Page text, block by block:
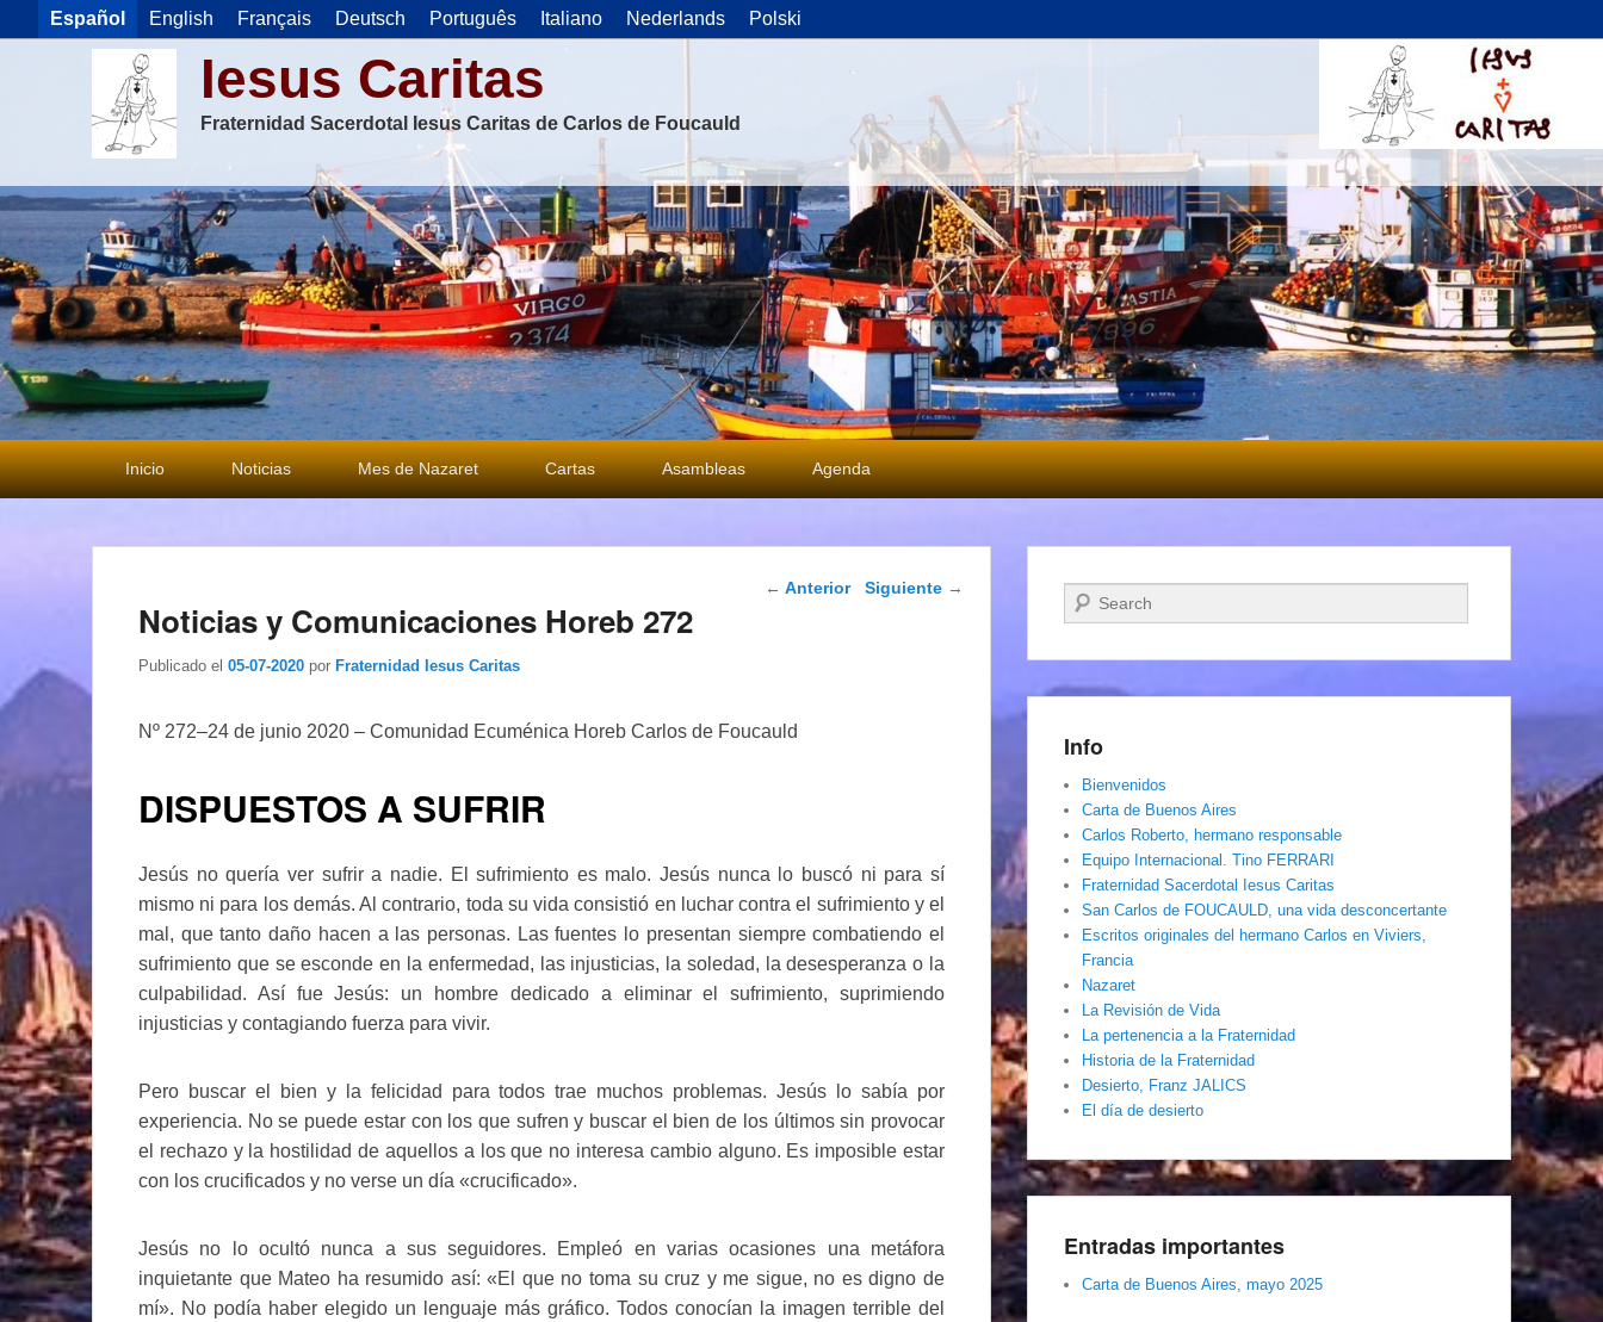
Español English Français Deutsch Português Italiano Nederlands Polski
Iesus Caritas
Fraternidad Sacerdotal Iesus Caritas de Carlos de Foucauld
Menú
principal
Inicio Noticias Mes de Nazaret Cartas Asambleas Agenda
Navegación de
← Anterior Siguiente →
Noticias y Comunicaciones Horeb 272
Publicado el 05-07-2020 por Fraternidad Iesus Caritas
Nº 272–24 de junio 2020 – Comunidad Ecuménica Horeb Carlos de Foucauld
DISPUESTOS A SUFRIR
Jesús no quería ver sufrir a nadie. El sufrimiento es malo. Jesús nunca lo buscó ni para sí
mismo ni para los demás. Al contrario, toda su vida consistió en luchar contra el sufrimiento y el
mal, que tanto daño hacen a las personas. Las fuentes lo presentan siempre combatiendo el
sufrimiento que se esconde en la enfermedad, las injusticias, la soledad, la desesperanza o la
culpabilidad. Así fue Jesús: un hombre dedicado a eliminar el sufrimiento, suprimiendo
injusticias y contagiando fuerza para vivir.
Pero buscar el bien y la felicidad para todos trae muchos problemas. Jesús lo sabía por
experiencia. No se puede estar con los que sufren y buscar el bien de los últimos sin provocar
el rechazo y la hostilidad de aquellos a los que no interesa cambio alguno. Es imposible estar
con los crucificados y no verse un día «crucificado».
Jesús no lo ocultó nunca a sus seguidores. Empleó en varias ocasiones una metáfora
inquietante que Mateo ha resumido así: «El que no toma su cruz y me sigue, no es digno de
mí». No podía haber elegido un lenguaje más gráfico. Todos conocían la imagen terrible del
Buscar
Info
Bienvenidos
Carta de Buenos Aires
Carlos Roberto, hermano responsable
Equipo Internacional. Tino FERRARI
Fraternidad Sacerdotal Iesus Caritas
San Carlos de FOUCAULD, una vida desconcertante
Escritos originales del hermano Carlos en Viviers,
Francia
Nazaret
La Revisión de Vida
La pertenencia a la Fraternidad
Historia de la Fraternidad
Desierto, Franz JALICS
El día de desierto
Entradas importantes
Carta de Buenos Aires, mayo 2025